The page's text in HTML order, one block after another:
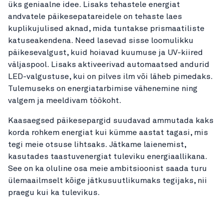
üks geniaalne idee. Lisaks tehastele energiat
andvatele päikesepatareidele on tehaste laes
kuplikujulised aknad, mida tuntakse prismaatiliste
katuseakendena. Need lasevad sisse loomulikku
päikesevalgust, kuid hoiavad kuumuse ja UV-kiired
väljaspool. Lisaks aktiveerivad automaatsed andurid
LED-valgustuse, kui on pilves ilm või läheb pimedaks.
Tulemuseks on energiatarbimise vähenemine ning
valgem ja meeldivam töökoht.
Kaasaegsed päikesepargid suudavad ammutada kaks
korda rohkem energiat kui kümme aastat tagasi, mis
tegi meie otsuse lihtsaks. Jätkame laienemist,
kasutades taastuvenergiat tuleviku energiaallikana.
See on ka oluline osa meie ambitsioonist saada turu
ülemaailmselt kõige jätkusuutlikumaks tegijaks, nii
praegu kui ka tulevikus.